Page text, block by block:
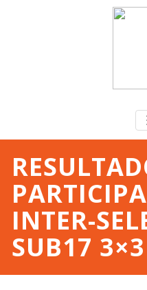
INTER-
SUB17 3×3